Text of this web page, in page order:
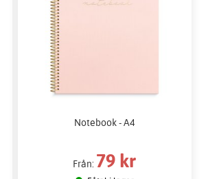
Notebook - A4
Från: 79 kr